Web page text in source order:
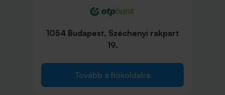
1054 Budapest, Széchenyi rakpart
19.
Tovább a fiókoldalra